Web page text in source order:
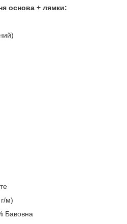
основа + лямки:
м)
Бавовна